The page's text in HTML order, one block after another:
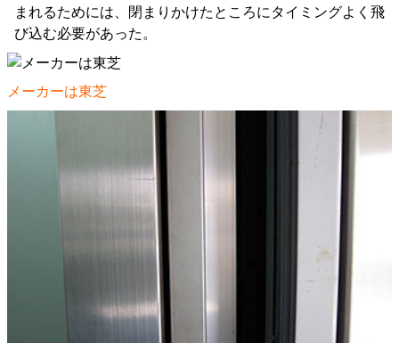
まれるためには、閉まりかけたところにタイミングよく飛
び込む必要があった。
メーカーは東芝